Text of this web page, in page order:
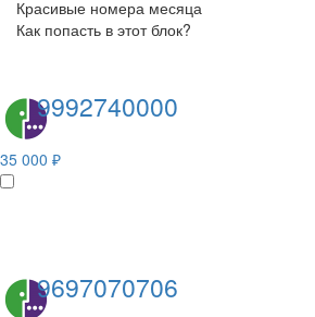
Красивые номера месяца
Как попасть в этот блок?
9992740000
35 000 ₽
9697070706